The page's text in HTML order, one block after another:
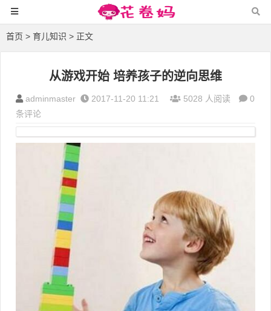
首页 > 育儿知识 > 正文
从游戏开始 培养孩子的逆向思维
adminmaster 2017-11-20 11:21 5028 人阅读
0
条评论